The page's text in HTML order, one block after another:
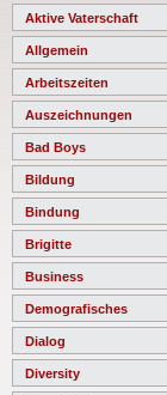
Aktive Vaterschaft
Allgemein
Arbeitszeiten
Auszeichnungen
Bad Boys
Bildung
Bindung
Brigitte
Business
Demografisches
Dialog
Diversity